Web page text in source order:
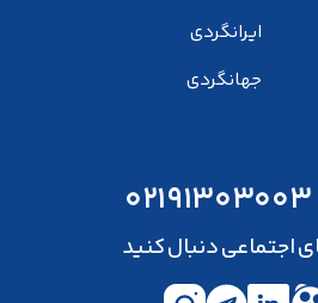
ایرانگردی
جهانگردی
02191303003
اجتماعی دنبال کنید